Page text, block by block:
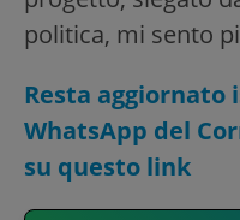
politica, mi sento
Resta aggiornato
WhatsApp del
su questo link